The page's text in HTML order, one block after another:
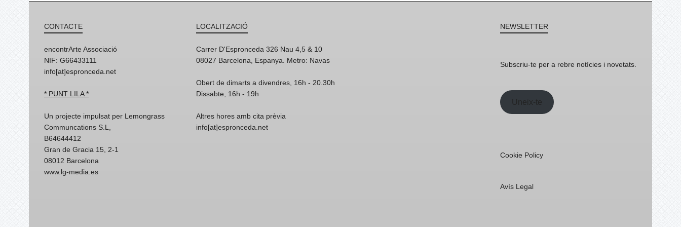
CONTACTE
encontrArte Associació
NIF: G66433111
info[at]espronceda.net
* PUNT LILA *
Un projecte impulsat per Lemongrass
Communcations S.L,
B64644412
Gran de Gracia 15, 2-1
08012 Barcelona
www.lg-media.es
LOCALITZACIÓ
Carrer D'Espronceda 326 Nau 4,5 & 10
08027 Barcelona, Espanya. Metro: Navas
Obert de dimarts a divendres, 16h - 20.30h
Dissabte, 16h - 19h
Altres hores amb cita prèvia
info[at]espronceda.net
NEWSLETTER
Subscriu-te per a rebre notícies i novetats.
Uneix-te
Cookie Policy
Avís Legal